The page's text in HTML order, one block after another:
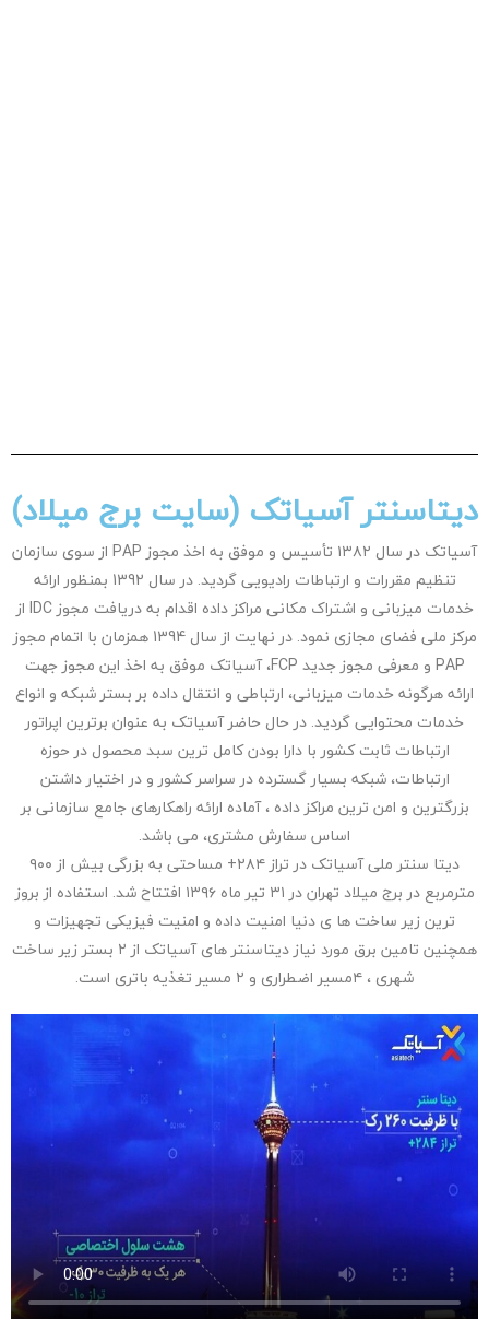
دیتاسنتر آسیاتک (سایت برج میلاد)
آسیاتک در سال ۱۳۸۲ تأسیس و موفق به اخذ مجوز PAP از سوی سازمان
تنظیم مقررات و ارتباطات رادیویی گردید. در سال 1392 بمنظور ارائه
خدمات میزبانی و اشتراک مکانی مراکز داده اقدام به دریافت مجوز IDC از
مرکز ملی فضای مجازی نمود. در نهایت از سال 1394 همزمان با اتمام مجوز
PAP و معرفی مجوز جدید FCP، آسیاتک موفق به اخذ این مجوز جهت
ارائه هرگونه خدمات میزبانی، ارتباطی و انتقال داده بر بستر شبکه و انواع
خدمات محتوایی گردید. در حال حاضر آسیاتک به عنوان برترین اپراتور
ارتباطات ثابت کشور با دارا بودن کامل ترین سبد محصول در حوزه
ارتباطات، شبکه بسیار گسترده در سراسر کشور و در اختیار داشتن
بزرگترین و امن ترین مراکز داده ، آماده ارائه راهکارهای جامع سازمانی بر
اساس سفارش مشتری، می باشد.
دیتا سنتر ملی آسیاتک در تراز ۲۸۴+ مساحتی به بزرگی بیش از ۹۰۰
مترمربع در برج میلاد تهران در ۳۱ تیر ماه ۱۳۹۶ افتتاح شد. استفاده از بروز
ترین زیر ساخت ها ی دنیا امنیت داده و امنیت فیزیکی تجهیزات و
همچنین تامین برق مورد نیاز دیتاسنتر های آسیاتک از ۲ بستر زیر ساخت
شهری ، ۴مسیر اضطراری و ۲ مسیر تغذیه باتری است.